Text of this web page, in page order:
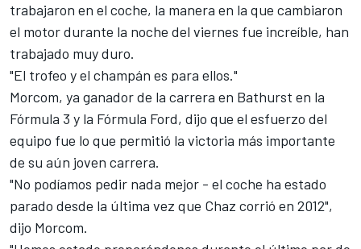
trabajaron en el coche, la manera en la que cambiaron
el motor durante la noche del viernes fue increíble, han
trabajado muy duro.
"El trofeo y el champán es para ellos."
Morcom, ya ganador de la carrera en Bathurst en la
Fórmula 3 y la Fórmula Ford, dijo que el esfuerzo del
equipo fue lo que permitió la victoria más importante
de su aún joven carrera.
"No podíamos pedir nada mejor - el coche ha estado
parado desde la última vez que Chaz corrió en 2012",
dijo Morcom.